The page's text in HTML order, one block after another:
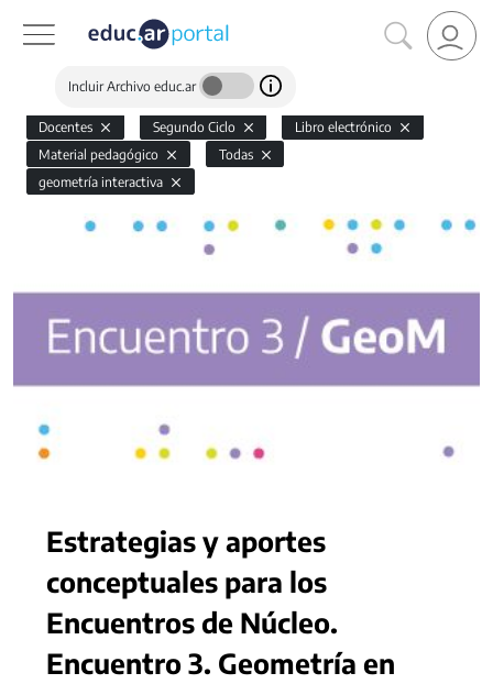
Incluir Archivo educ.ar
Docentes Segundo Ciclo
Libro electrónico
Material pedagógico
Todas
geometría interactiva
Estrategias y aportes
conceptuales para los
Encuentros de Núcleo.
Encuentro 3. Geometría en